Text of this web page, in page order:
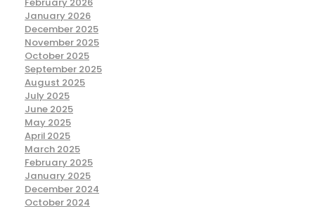
January 2026
December 2025
November 2025
October 2025
September 2025
August 2025
July 2025
June 2025
May 2025
April 2025
March 2025
February 2025
January 2025
December 2024
October 2024